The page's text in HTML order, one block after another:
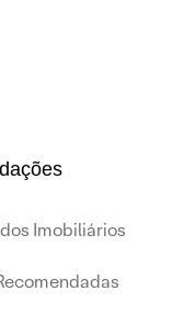
Imobiliários